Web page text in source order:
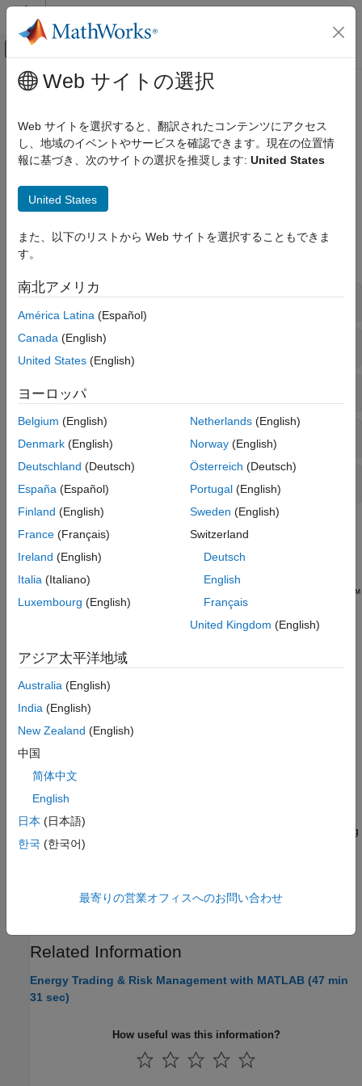
コンテンツへスキップ
オフキャンバス ナビゲーション メ
ドキュメンテーションのホーム
Financial Instruments Toolbox
Price Instruments Using Functions
カテゴリ
Supported Energy Derivatives
Price Using Monte Carlo Simulation
Price Using Finite Differences
メインコンテンツ
Price Using Closed-Form Solutions
Price spread, Asian, forwards, and futures options using closed-
form solutions
price and analyze an equity option instrument.
Functions
expand all
Spread Options
Asian Options
Lookback Options
Topics
Pricing European Call Options Using Different Equity
Models
This example illustrates how the Financial Instruments Toolbox™
is used to price European vanilla call options using different
Hedging Strategies Using Spread Options
exposure in the Energy market using Crack Spread Options.
Simulating Electricity Prices with Mean-Reversion and
Jump-Diffusion
This example shows how to simulate electricity prices using a
mean-reverting model with seasonality and a jump component.
Pricing Asian Options
This example shows how to price a European Asian option using
six methods in the Financial Instruments Toolbox™.
Energy derivative functions supported by Financial Instruments
Related Information
Energy Trading & Risk Management with MATLAB (47 min
31 sec)
How useful was this information?
Web サイトの選択
Web サイトを選択すると、翻訳されたコンテンツにアクセス
し、地域のイベントやサービスを確認できます。現在の位置情
報に基づき、次のサイトの選択を推奨します: United States
United States
また、以下のリストから Web サイトを選択することもできま
す。
南北アメリカ
América Latina (Español)
Canada (English)
United States (English)
ヨーロッパ
Belgium (English)
Denmark (English)
Deutschland (Deutsch)
España (Español)
Finland (English)
France (Français)
Ireland (English)
Italia (Italiano)
Luxembourg (English)
Netherlands(English)
Norway(English)
Österreich (Deutsch)
Portugal(English)
Sweden (English)
Switzerland
Deutsch
English
Français
United Kingdom (English)
アジア太平洋地域
Australia (English)
India (English)
New Zealand (English)
中国
简体中文
English
日本 (日本語)
한국 (한국어)
最寄りの営業オフィスへのお問い合わせ